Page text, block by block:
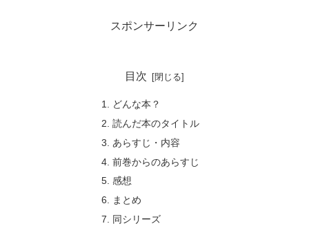
スポンサーリンク
目次
どんな本？
読んだ本のタイトル
あらすじ・内容
前巻からのあらすじ
感想
まとめ
同シリーズ